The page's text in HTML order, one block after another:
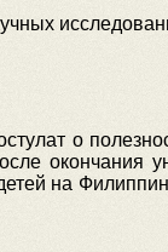
о
окончания
на